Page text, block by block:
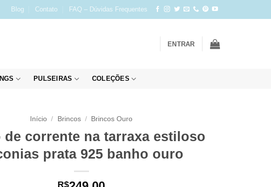
Blog Contato FAQ – Dúvidas Frequentes
ENTRAR
PULSEIRAS COLEÇÕES
Início / Brincos / Brincos Ouro
de corrente na tarraxa estiloso
prata 925 banho ouro
R$